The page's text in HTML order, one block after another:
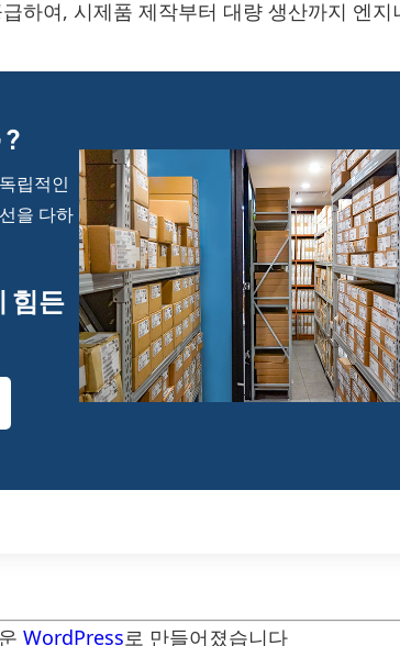
하여, 시제품 제작부터 대량 생산까지 엔지
립적인
을 다하
힘든
WordPress로 만들어졌습니다